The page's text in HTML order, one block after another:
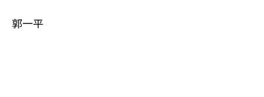
郭一平